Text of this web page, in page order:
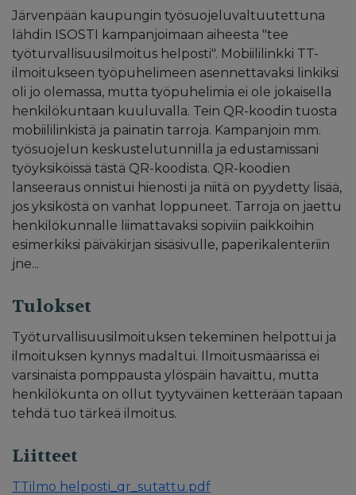
Järvenpään kaupungin työsuojeluvaltuutettuna
lähdin ISOSTI kampanjoimaan aiheesta "tee
työturvallisuusilmoitus helposti". Mobiililinkki TT-
ilmoitukseen työpuhelimeen asennettavaksi linkiksi
oli jo olemassa, mutta työpuhelimia ei ole jokaisella
henkilökuntaan kuuluvalla. Tein QR-koodin tuosta
mobiililinkistä ja painatin tarroja. Kampanjoin mm.
työsuojelun keskustelutunnilla ja edustamissani
työyksiköissä tästä QR-koodista. QR-koodien
lanseeraus onnistui hienosti ja niitä on pyydetty lisää,
jos yksiköstä on vanhat loppuneet. Tarroja on jaettu
henkilökunnalle liimattavaksi sopiviin paikkoihin
esimerkiksi päiväkirjan sisäsivulle, paperikalenteriin
jne...
Tulokset
Työturvallisuusilmoituksen tekeminen helpottui ja
ilmoituksen kynnys madaltui. Ilmoitusmäärissä ei
varsinaista pomppausta ylöspäin havaittu, mutta
henkilökunta on ollut tyytyväinen ketterään tapaan
tehdä tuo tärkeä ilmoitus.
Liitteet
TTilmo helposti_qr_sutattu.pdf